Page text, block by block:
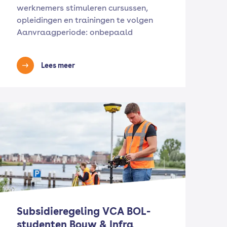
werknemers stimuleren cursussen,
opleidingen en trainingen te volgen
Aanvraagperiode: onbepaald
Lees meer
Subsidieregeling VCA BOL-
studenten Bouw & Infra